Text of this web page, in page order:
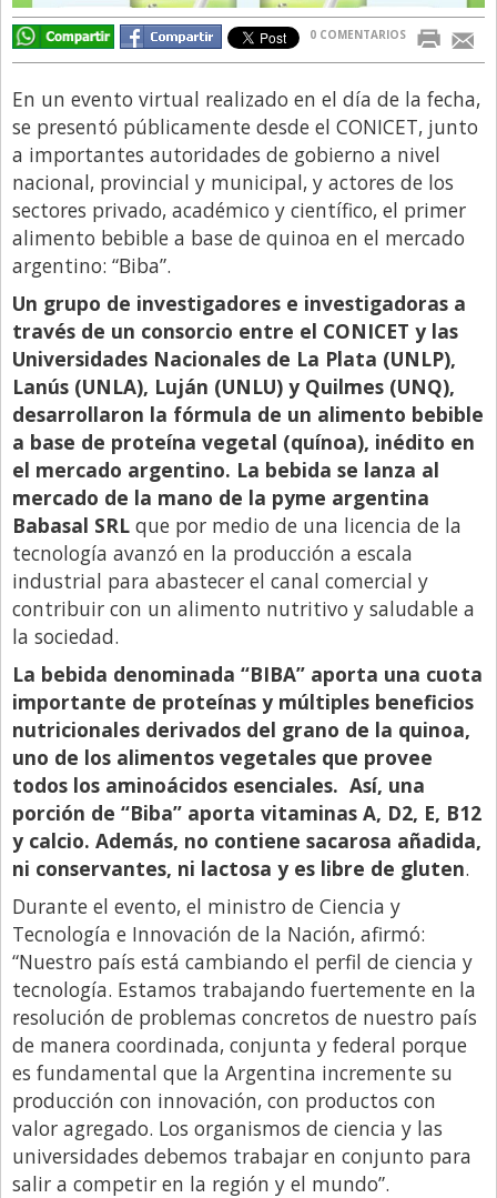
Gastronomia
Internacionales
La Opinión del Director
Legales
Libro de Quejas
Medios
Millonarios
Minuto Lanzamiento
Negocios
Opinion
País
Política
Publicidad y Marketing
Real Estate y Propiedades
Responsabilidad Social
Salidas
Santa Fe
Show Business
Sociedad
Tecnología
Tendencias
Viajes
0 COMENTARIOS
En un evento virtual realizado en el día de la fecha,
se presentó públicamente desde el CONICET, junto
a importantes autoridades de gobierno a nivel
nacional, provincial y municipal, y actores de los
sectores privado, académico y científico, el primer
alimento bebible a base de quinoa en el mercado
argentino: “Biba”.
Un grupo de investigadores e investigadoras a
través de un consorcio entre el CONICET y las
Universidades Nacionales de La Plata (UNLP),
Lanús (UNLA), Luján (UNLU) y Quilmes (UNQ),
desarrollaron la fórmula de un alimento bebible
a base de proteína vegetal (quínoa), inédito en
el mercado argentino. La bebida se lanza al
mercado de la mano de la pyme argentina
Babasal SRL que por medio de una licencia de la
tecnología avanzó en la producción a escala
industrial para abastecer el canal comercial y
contribuir con un alimento nutritivo y saludable a
la sociedad.
La bebida denominada “BIBA” aporta una cuota
importante de proteínas y múltiples beneficios
nutricionales derivados del grano de la quinoa,
uno de los alimentos vegetales que provee
todos los aminoácidos esenciales. Así, una
porción de “Biba” aporta vitaminas A, D2, E, B12
y calcio. Además, no contiene sacarosa añadida,
ni conservantes, ni lactosa y es libre de gluten.
Durante el evento, el ministro de Ciencia y
Tecnología e Innovación de la Nación, afirmó:
“Nuestro país está cambiando el perfil de ciencia y
tecnología. Estamos trabajando fuertemente en la
resolución de problemas concretos de nuestro país
de manera coordinada, conjunta y federal porque
es fundamental que la Argentina incremente su
producción con innovación, con productos con
valor agregado. Los organismos de ciencia y las
universidades debemos trabajar en conjunto para
salir a competir en la región y el mundo”.